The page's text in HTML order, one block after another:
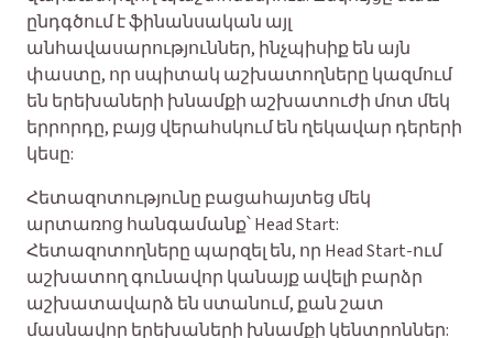
ընդգծում է ֆինանսական այլ
անհավասարություններ, ինչպիսիք են այն
փաստը, որ սպիտակ աշխատողները կազմում
են երեխաների խնամքի աշխատուժի մոտ մեկ
երրորդը, բայց վերահսկում են ղեկավար դերերի
կեսը:
Հետազոտությունը բացահայտեց մեկ
արտառոց հանգամանք՝ Head Start:
Հետազոտողները պարզել են, որ Head Start-ում
աշխատող գունավոր կանայք ավելի բարձր
աշխատավարձ են ստանում, քան շատ
մասնավոր երեխաների խնամքի կենտրոններ: